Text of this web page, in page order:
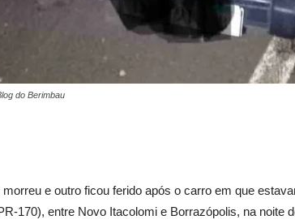
do Berimbau
e outro ficou ferido após o carro em que
170), entre Novo Itacolomi e Borrazópolis, na noite